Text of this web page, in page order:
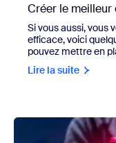
Créer le meilleur
Si vous aussi, vous
efficace, voici
pouvez mettre en
Lire la suite